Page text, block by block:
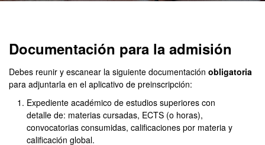
Documentación para la admisión
Debes reunir y escanear la siguiente documentación obligatoria
para adjuntarla en el aplicativo de preinscripción:
Expediente académico de estudios superiores con
detalle de: materias cursadas, ECTS (o horas),
convocatorias consumidas, calificaciones por materia y
calificación global.